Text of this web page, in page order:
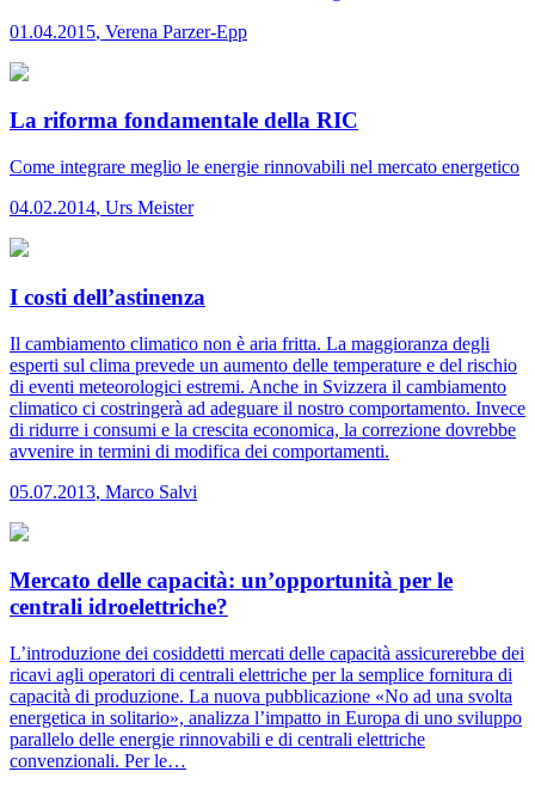
01.04.2015, Verena Parzer-Epp
La riforma fondamentale della RIC
Come integrare meglio le energie rinnovabili nel mercato energetico
04.02.2014, Urs Meister
I costi dell’astinenza
Il cambiamento climatico non è aria fritta. La maggioranza degli
esperti sul clima prevede un aumento delle temperature e del rischio
di eventi meteorologici estremi. Anche in Svizzera il cambiamento
climatico ci costringerà ad adeguare il nostro comportamento. Invece
di ridurre i consumi e la crescita economica, la correzione dovrebbe
avvenire in termini di modifica dei comportamenti.
05.07.2013, Marco Salvi
Mercato delle capacità: un’opportunità per le
centrali idroelettriche?
L’introduzione dei cosiddetti mercati delle capacità assicurerebbe dei
ricavi agli operatori di centrali elettriche per la semplice fornitura di
capacità di produzione. La nuova pubblicazione «No ad una svolta
energetica in solitario», analizza l’impatto in Europa di uno sviluppo
parallelo delle energie rinnovabili e di centrali elettriche
convenzionali. Per le…